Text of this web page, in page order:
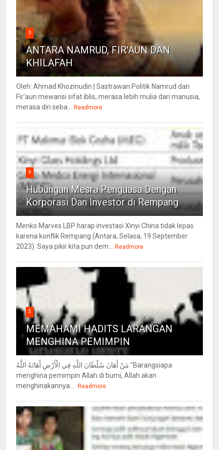
3
ANTARA NAMRUD, FIR'AUN DAN
KHILAFAH
Oleh: Ahmad Khozinudin | Sastrawan Politik Namrud dan
Fir'aun mewarisi sifat iblis, merasa lebih mulia dari manusia,
merasa diri seba...
Readmore
4
Hubungan Mesra Penguasa Dengan
Korporasi Dan Investor di Rempang
Menko Marves LBP harap investasi Xinyi China tidak lepas
karena konflik Rempang (Antara, Selasa, 19 September
2023). Saya pikir kita pun dem...
Readmore
5
MEMAHAMI HADITS LARANGAN
MENGHINA PEMIMPIN
مَنْ أَهَانَ سُلْطَانَ اللَّهِ فِي الْأَرْضِ أَهَانَهُ اللَّهُ "Barangsiapa
menghina pemimpin Allah di bumi, Allah akan
menghinakannya....
Readmore